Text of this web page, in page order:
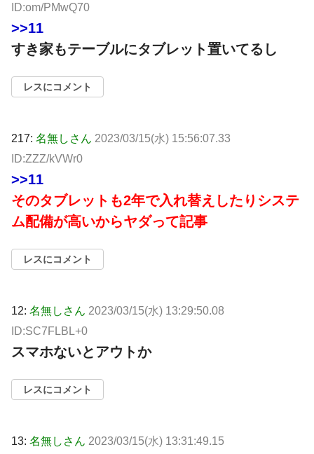
ID:om/PMwQ70
>>11
すき家もテーブルにタブレット置いてるし
レスにコメント
217: 名無しさん 2023/03/15(水) 15:56:07.33
ID:ZZZ/kVWr0
>>11
そのタブレットも2年で入れ替えしたりシステ
ム配備が高いからヤダって記事
レスにコメント
12: 名無しさん 2023/03/15(水) 13:29:50.08
ID:SC7FLBL+0
スマホないとアウトか
レスにコメント
13: 名無しさん 2023/03/15(水) 13:31:49.15